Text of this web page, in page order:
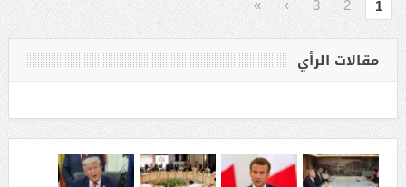
1
2
3
›
»
مقالات الرأي